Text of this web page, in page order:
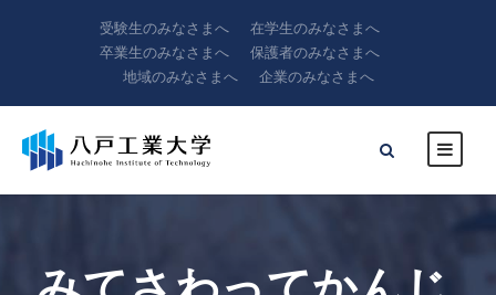
受験生のみなさまへ
在学生のみなさまへ
卒業生のみなさまへ
保護者のみなさまへ
地域のみなさまへ
企業のみなさまへ